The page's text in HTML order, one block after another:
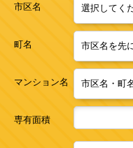
市区名
町名
マンション名
専有面積